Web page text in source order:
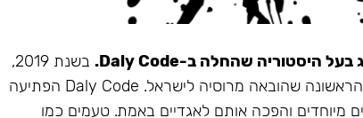
בשנת 2019,
זו הייתה תערובת התה הראשונה שהובאה מרוסיה לישראל. Daly Code הפתיעה
מיוחדים והפכה אותם לאגדיים באמת. טעמים כמו